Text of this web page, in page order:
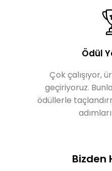
Ödül
Çok çalışıyor,
geçiriyoruz.
ödüllerle
Bizden